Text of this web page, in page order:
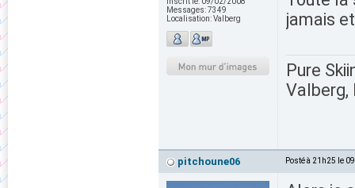
Messages:7349
Localisation:Valberg
jamais
Pure
Valberg,
pitchoune06 Posté à 21h25 le